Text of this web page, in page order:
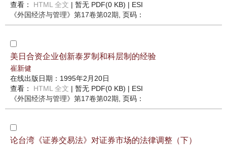
查看： HTML 全文 | 暂无 PDF(0 KB) | ESI
《外国经济与管理》 第17卷第02期 , 页码：
美日合资企业创新泰罗制和科层制的经验
崔新健
在线出版日期：1995年2月20日
查看： HTML 全文 | 暂无 PDF(0 KB) | ESI
《外国经济与管理》 第17卷第02期 , 页码：
论台湾《证券交易法》对证券市场的法律调整（下）